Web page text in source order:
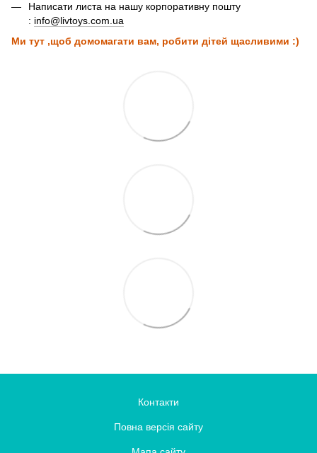
Написати листа на нашу корпоративну пошту
: info@livtoys.com.ua
Ми тут ,щоб домомагати вам, робити дітей щасливими :)
Контакти
Повна версія сайту